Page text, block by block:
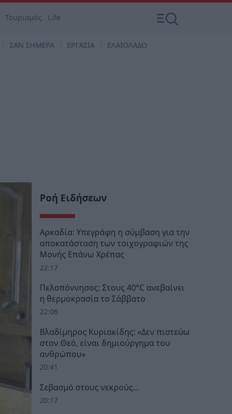
Τουρισμός Life
ΣΑΝ ΣΗΜΕΡΑ ΕΡΓΑΣΙΑ ΕΛΑΙΟΛΑΔΟ
Ροή Ειδήσεων
Αρκαδία: Υπεγράφη η σύμβαση για την
αποκατάσταση των τοιχογραφιών της
Μονής Επάνω Χρέπας
22:17
Πελοπόννησος: Στους 40°C ανεβαίνει
η θερμοκρασία το Σάββατο
22:06
Βλαδίμηρος Κυριακίδης: «Δεν πιστεύω
στον Θεό, είναι δημιούργημα του
ανθρώπου»
20:41
Σεβασμό στους νεκρούς…
20:17